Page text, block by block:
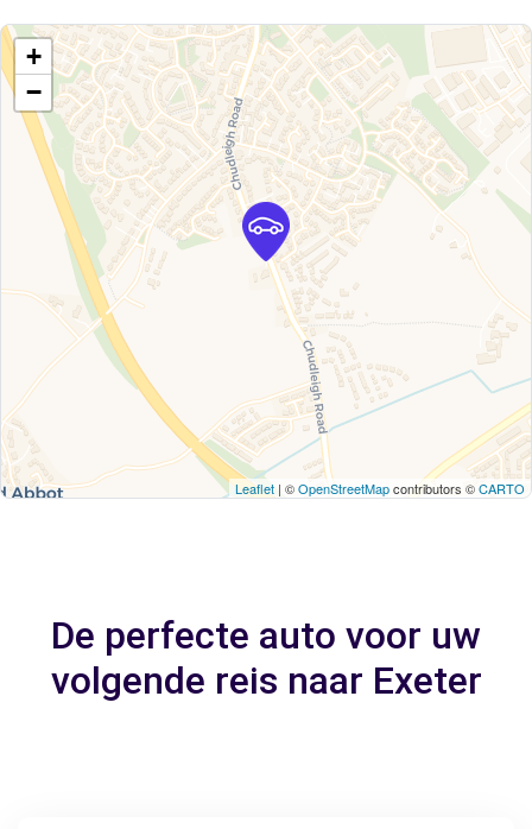
+
−
Leaflet | ©OpenStreetMapcontributors ©CARTO
De perfecte auto voor uw
volgende reis naar Exeter